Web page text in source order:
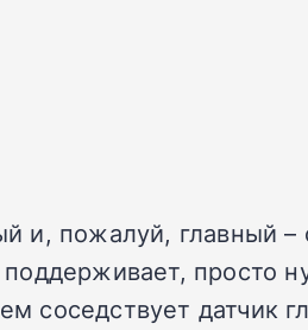
пожалуй, главный –
просто
соседствует датчик